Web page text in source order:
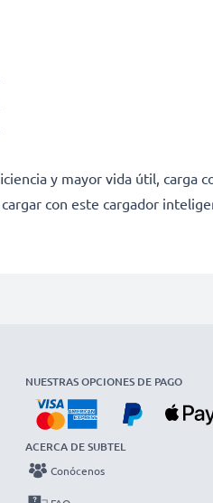
y mayor vida útil, carga
con este cargador
NUESTRAS OPCIONES DE PAGO
ACERCA DE SUBTEL
Conócenos